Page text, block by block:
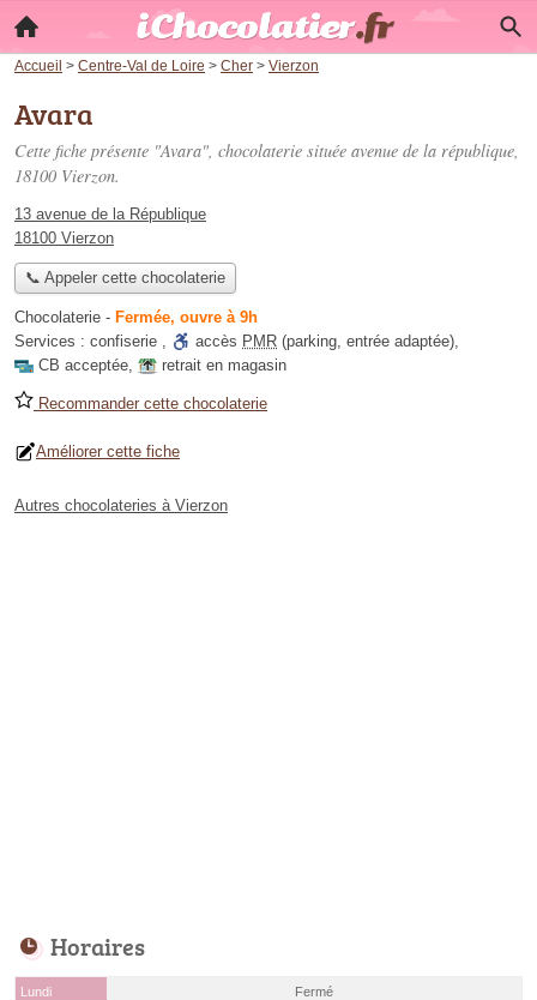
Accueil > Centre-Val de Loire > Cher > Vierzon
Avara
Cette fiche présente "Avara", chocolaterie située avenue de la république,
18100 Vierzon.
13 avenue de la République
18100 Vierzon
📞 Appeler cette chocolaterie
Chocolaterie - Fermée, ouvre à 9h
Services : confiserie , accès PMR (parking, entrée adaptée),
CB acceptée, retrait en magasin
Recommander cette chocolaterie
Améliorer cette fiche
Autres chocolateries à Vierzon
Horaires
Lundi
Fermé